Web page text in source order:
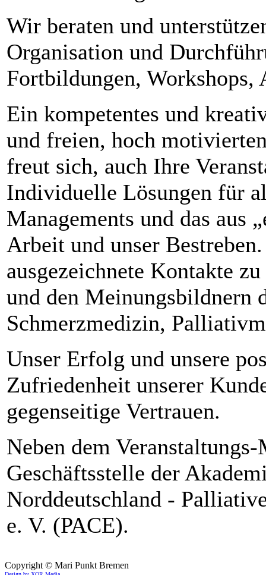
Wir beraten und
Organisation und
Fortbildungen, Workshops,
Ein kompetentes und
und freien, hoch
freut sich, auch Ihre
Individuelle Lösungen für
Managements und das aus
Arbeit und unser
ausgezeichnete Kontakte
und den Meinungsbildnern
Schmerzmedizin,
Unser Erfolg und unsere
Zufriedenheit unserer
gegenseitige Vertrauen.
Neben dem
Geschäftsstelle der
Norddeutschland -
e. V. (PACE).
Copyright © Mari Punkt Bremen